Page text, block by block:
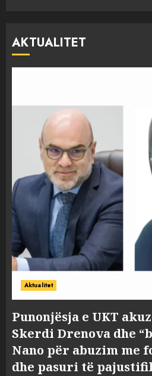
AKTUALITET
Aktualitet
Punonjësja e UKT
Skerdi Drenova dhe
Nano për abuzim me
dhe pasuri të